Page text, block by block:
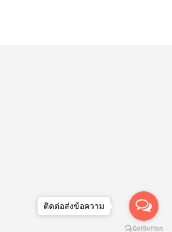
ติดต่อส่งข้อความ